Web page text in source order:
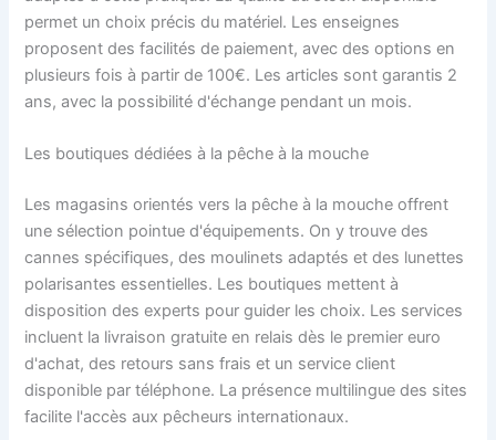
permet un choix précis du matériel. Les enseignes
proposent des facilités de paiement, avec des options en
plusieurs fois à partir de 100€. Les articles sont garantis 2
ans, avec la possibilité d'échange pendant un mois.
Les boutiques dédiées à la pêche à la mouche
Les magasins orientés vers la pêche à la mouche offrent
une sélection pointue d'équipements. On y trouve des
cannes spécifiques, des moulinets adaptés et des lunettes
polarisantes essentielles. Les boutiques mettent à
disposition des experts pour guider les choix. Les services
incluent la livraison gratuite en relais dès le premier euro
d'achat, des retours sans frais et un service client
disponible par téléphone. La présence multilingue des sites
facilite l'accès aux pêcheurs internationaux.